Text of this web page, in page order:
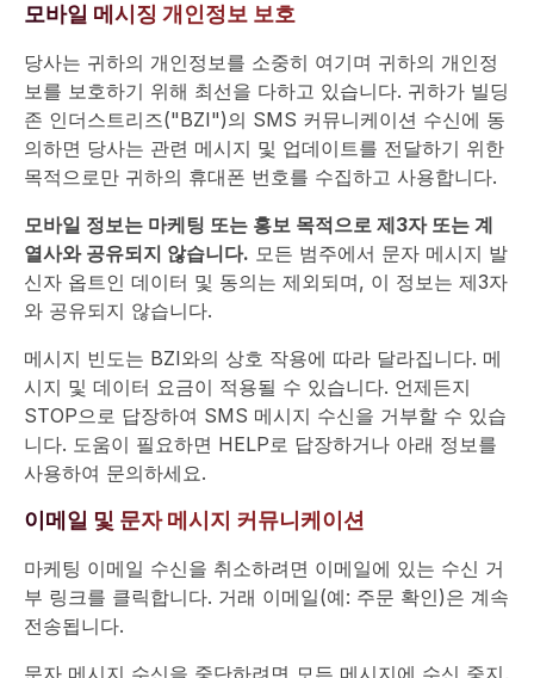
모바일 메시징 개인정보 보호
당사는 귀하의 개인정보를 소중히 여기며 귀하의 개인정
보를 보호하기 위해 최선을 다하고 있습니다. 귀하가 빌딩
존 인더스트리즈("BZI")의 SMS 커뮤니케이션 수신에 동
의하면 당사는 관련 메시지 및 업데이트를 전달하기 위한
목적으로만 귀하의 휴대폰 번호를 수집하고 사용합니다.
모바일 정보는 마케팅 또는 홍보 목적으로 제3자 또는 계
열사와 공유되지 않습니다. 모든 범주에서 문자 메시지 발
신자 옵트인 데이터 및 동의는 제외되며, 이 정보는 제3자
와 공유되지 않습니다.
메시지 빈도는 BZI와의 상호 작용에 따라 달라집니다. 메
시지 및 데이터 요금이 적용될 수 있습니다. 언제든지
STOP으로 답장하여 SMS 메시지 수신을 거부할 수 있습
니다. 도움이 필요하면 HELP로 답장하거나 아래 정보를
사용하여 문의하세요.
이메일 및 문자 메시지 커뮤니케이션
마케팅 이메일 수신을 취소하려면 이메일에 있는 수신 거
부 링크를 클릭합니다. 거래 이메일(예: 주문 확인)은 계속
전송됩니다.